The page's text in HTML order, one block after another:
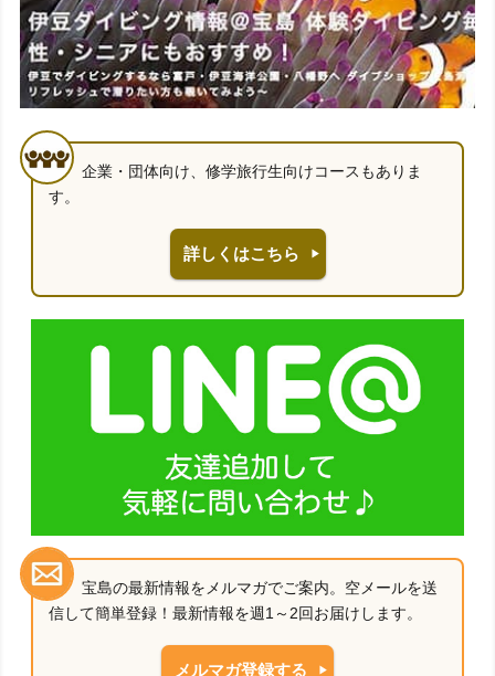
企業・団体向け、修学旅行生向けコースもありま
す。
詳しくはこちら
宝島の最新情報をメルマガでご案内。空メールを送
信して簡単登録！最新情報を週1～2回お届けします。
メルマガ登録する